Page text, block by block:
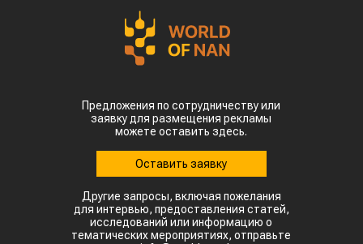
министра Олжаса Бектенова с основателем
гонконгской компании Full Vision Capital
доктором Питером Ли.
устойчивого авиационного топлива. Для этого
планируется использовать
сельскохозяйственное сырье, которое будет
выращиваться и перерабатываться внутри
Пилотной площадкой для реализации проекта
может стать город Алатау. эффективного
использования возобновляемых источников